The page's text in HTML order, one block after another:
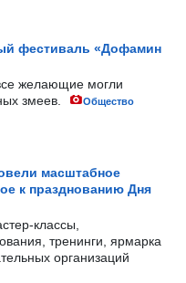
фестиваль «Дофамин
желающие могли
змеев.
Общество
масштабное
к празднованию Дня
классы,
тренинги, ярмарка
организаций